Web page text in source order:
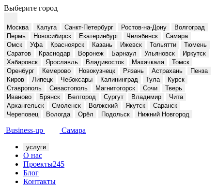
Выберите город
Москва Калуга Санкт-Петербург Ростов-на-Дону
Волгоград
Пермь
Новосибирск Екатеринбург Челябинск
Самара
Омск
Уфа Красноярск Казань Ижевск Тольятти
Тюмень
Саратов
Краснодар Воронеж Барнаул Ульяновск
Иркутск
Хабаровск
Ярославль Владивосток Махачкала
Томск
Оренбург
Кемерово Новокузнецк Рязань Астрахань
Пенза
Киров
Липецк Чебоксары Калининград Тула
Курск
Ставрополь
Севастополь Магнитогорск Сочи
Тверь
Иваново
Брянск Белгород Сургут Владимир
Чита
Архангельск
Смоленск Волжский Якутск
Саранск
Череповец
Вологда Орёл Подольск Нижний Новгород
Business-up Самара
услуги
О нас
Проекты245
Блог
Контакты